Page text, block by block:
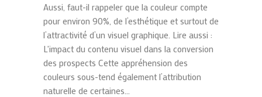
Aussi, faut-il rappeler que la couleur compte
pour environ 90%, de l’esthétique et surtout de
l’attractivité d’un visuel graphique. Lire aussi :
L'impact du contenu visuel dans la conversion
des prospects Cette appréhension des
couleurs sous-tend également l’attribution
naturelle de certaines...